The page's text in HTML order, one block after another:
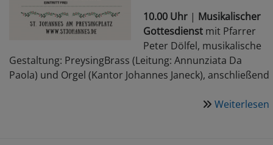
10.00 Uhr | Musikalischer
Gottesdienst mit Pfarrer
Peter Dölfel, musikalische
Gestaltung: PreysingBrass (Leitung: Annunziata Da
Paola) und Orgel (Kantor Johannes Janeck), anschließend
Weiterlesen